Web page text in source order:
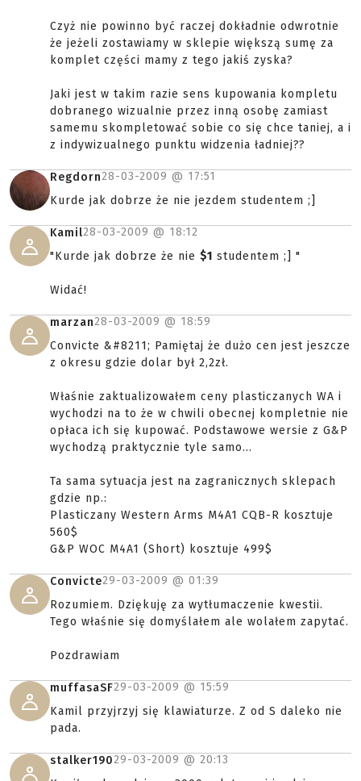
Czyż nie powinno być raczej dokładnie odwrotnie
że jeżeli zostawiamy w sklepie większą sumę za
komplet części mamy z tego jakiś zyska?
Jaki jest w takim razie sens kupowania kompletu
dobranego wizualnie przez inną osobę zamiast
samemu skompletować sobie co się chce taniej, a i
z indywizualnego punktu widzenia ładniej??
Regdorn28-03-2009 @ 17:51
Kurde jak dobrze że nie jezdem studentem ;]
Kamil28-03-2009 @ 18:12
"Kurde jak dobrze że nie $1 studentem ;] "
Widać!
marzan28-03-2009 @ 18:59
Convicte &#8211; Pamiętaj że dużo cen jest jeszcze
z okresu gdzie dolar był 2,2zł.
Właśnie zaktualizowałem ceny plasticzanych WA i
wychodzi na to że w chwili obecnej kompletnie nie
opłaca ich się kupować. Podstawowe wersie z G&P
wychodzą praktycznie tyle samo...
Ta sama sytuacja jest na zagranicznych sklepach
gdzie np.:
Plasticzany Western Arms M4A1 CQB-R kosztuje
560$
G&P WOC M4A1 (Short) kosztuje 499$
Convicte29-03-2009 @ 01:39
Rozumiem. Dziękuję za wytłumaczenie kwestii.
Tego właśnie się domyślałem ale wolałem zapytać.
Pozdrawiam
muffasaSF29-03-2009 @ 15:59
Kamil przyjrzyj się klawiaturze. Z od S daleko nie
pada.
stalker19029-03-2009 @ 20:13